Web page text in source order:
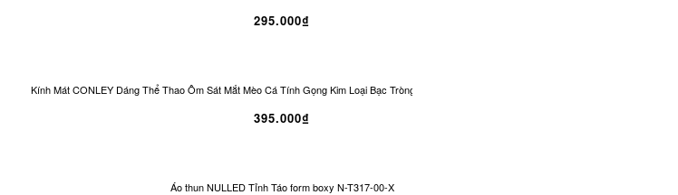
295.000₫
Kính Mát CONLEY Dáng Thể Thao Ôm Sát Mắt Mèo Cá Tính Gọng Kim Loại Bạc Tròng Đen Chống UV | CO-0329
395.000₫
Áo thun NULLED Tỉnh Táo form boxy N-T317-00-X